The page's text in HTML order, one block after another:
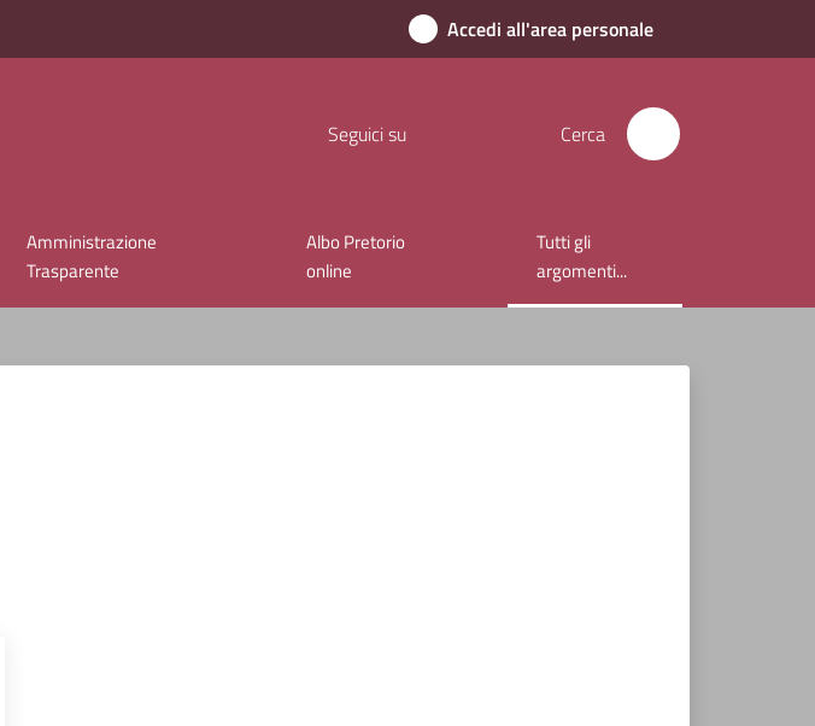
Accedi all'area personale
Seguici su Cerca
Amministrazione
Trasparente
Albo Pretorio
online
Tutti gli
argomenti...
Menu selezionato